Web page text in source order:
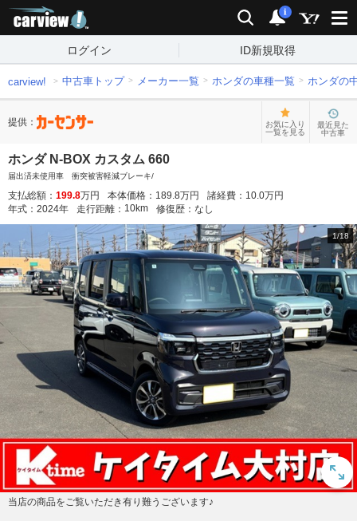
検索 通知
i
ログイン ID新規取得
carview! 中古車トップ メーカー一覧 ホンダの車種一覧 ホンダの
提供：
お気に入り
一覧を見る
最近見た
中古車
ホンダ N-BOX カスタム 660
届出済未使用車 衝突被害軽減ブレーキ/
支払総額： 199.8万円 本体価格： 189.8万円 諸経費： 10.0万円
年式： 2024年 走行距離： 10km 修復歴： なし
1/18
当店の商品をご覧いただき有り難うございます♪